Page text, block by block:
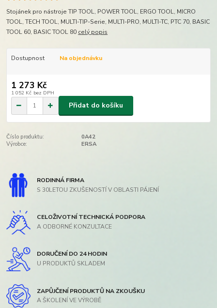
Stojánek pro nástroje TIP TOOL, POWER TOOL, ERGO TOOL, MICRO
TOOL, TECH TOOL, MULTI-TIP-Serie, MULTI-PRO, MULTI-TC, PTC 70, BASIC
TOOL 60, BASIC TOOL 80 celý popis
Dostupnost Na objednávku
1 273 Kč
1 052 Kč bez DPH
Přidat do košíku
Číslo produktu:
0A42
Výrobce:
ERSA
RODINNÁ FIRMA
S 30LETOU ZKUŠENOSTÍ V OBLASTI PÁJENÍ
CELOŽIVOTNÍ TECHNICKÁ PODPORA
A ODBORNÉ KONZULTACE
DORUČENÍ DO 24 HODIN
U PRODUKTŮ SKLADEM
ZAPŮJČENÍ PRODUKTŮ NA ZKOUŠKU
A ŠKOLENÍ VE VÝROBĚ